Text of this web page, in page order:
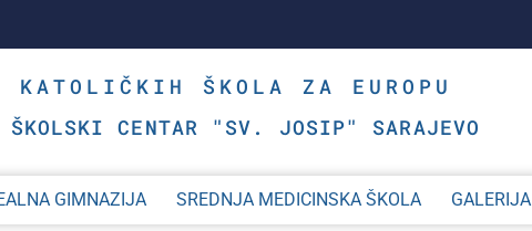
KATOLIČKIH ŠKOLA ZA EUROPU
CENTAR "SV. JOSIP" SARAJEVO
GIMNAZIJA SREDNJA MEDICINSKA ŠKOLA GALERIJA